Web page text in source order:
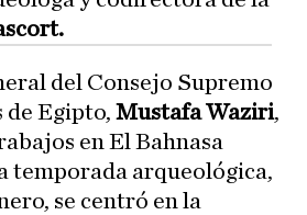
del Consejo Supremo
de Egipto, Mustafa Waziri,
en El Bahnasa
temporada arqueológica,
se centró en la